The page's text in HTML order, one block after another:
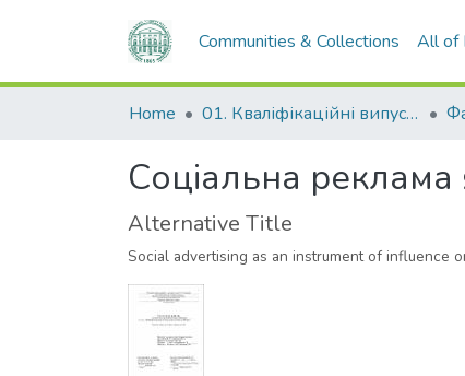
Communities & Collections All of
Home 01. Кваліфікаційні випускні роботи здобувачів вищої освіти
Соціальна
Alternative Title
Social advertising as an instrument of influence